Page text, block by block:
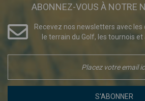
ABONNEZ-VOUS À NOTRE
Recevez nos newsletters avec
le terrain du Golf, les tournois et
S'ABONNER